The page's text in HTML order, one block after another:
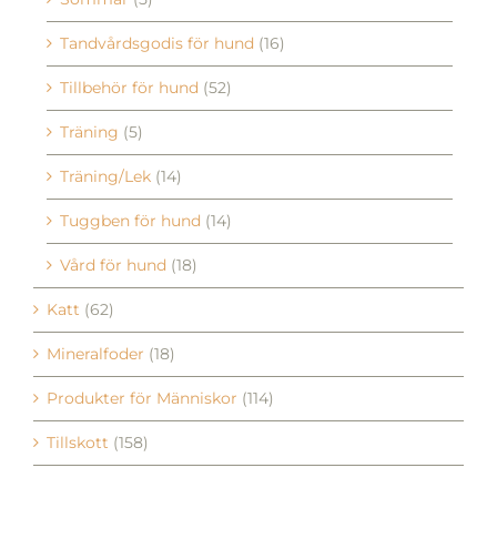
Tillbehör för hund (52)
Träning (5)
Träning/Lek
Tuggben för hund
Vård för hund (18)
Katt (62)
Mineralfoder
Produkter för Människor
Tillskott (158)